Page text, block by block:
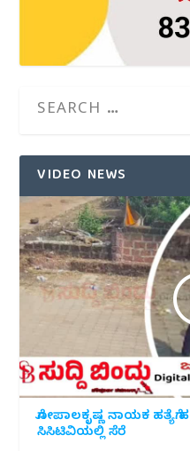
VIDEO NEWS
ಗೋಪಾಲಕೃಷ್ಣ ನಾಯಕ ಹತ್ಯೆಗೆ
ಸಿಸಿಟಿವಿಯಲ್ಲಿ ಸೆರೆ